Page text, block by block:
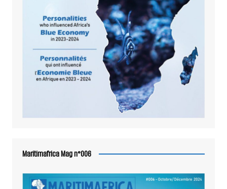
Maritimafrica Mag n°006